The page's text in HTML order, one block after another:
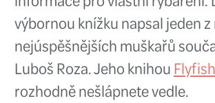
Proto bych si jako
vybraltašku na